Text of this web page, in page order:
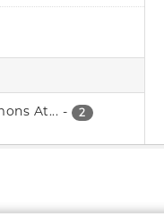
At... - 2